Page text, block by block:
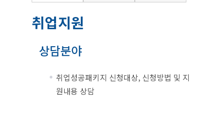
취업지원
상담분야
취업성공패키지 신청대상, 신청방법 및 지
원내용 상담